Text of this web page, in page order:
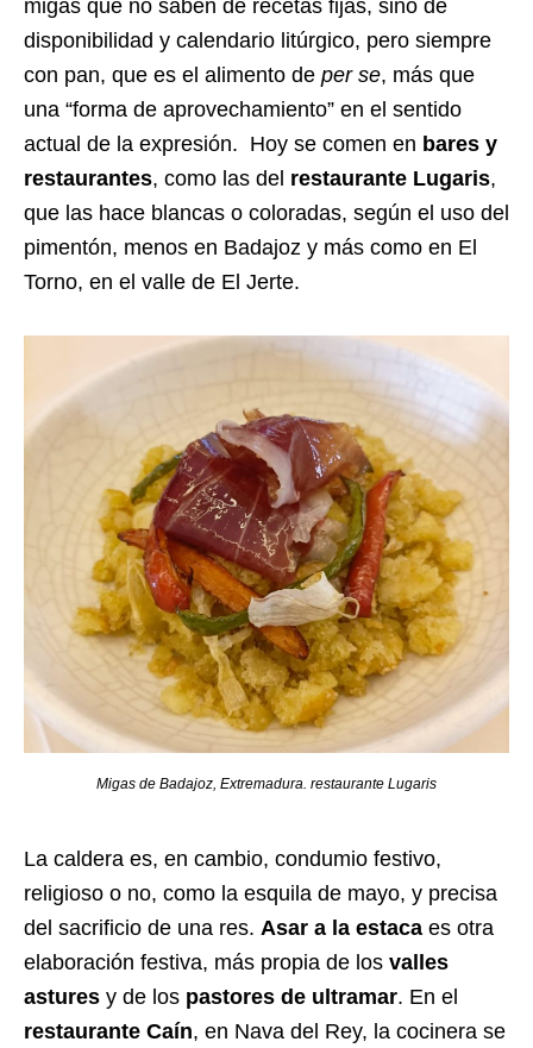
migas que no saben de recetas fijas, sino de
disponibilidad y calendario litúrgico, pero siempre
con pan, que es el alimento de per se, más que
una “forma de aprovechamiento” en el sentido
actual de la expresión. Hoy se comen en bares y
restaurantes, como las del restaurante Lugaris,
que las hace blancas o coloradas, según el uso del
pimentón, menos en Badajoz y más como en El
Torno, en el valle de El Jerte.
Migas de Badajoz, Extremadura. restaurante Lugaris
La caldera es, en cambio, condumio festivo,
religioso o no, como la esquila de mayo, y precisa
del sacrificio de una res. Asar a la estaca es otra
elaboración festiva, más propia de los valles
astures y de los pastores de ultramar. En el
restaurante Caín, en Nava del Rey, la cocinera se